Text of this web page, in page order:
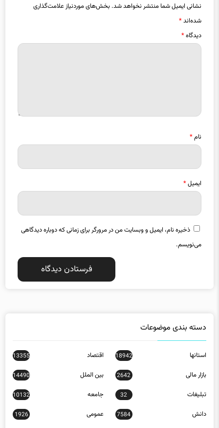
نشانی ایمیل شما منتشر نخواهد شد. بخش‌های موردنیاز علامت‌گذاری
شده‌اند*
دیدگاه*
نام*
ایمیل*
ذخیره نام، ایمیل و وبسایت من در مرورگر برای زمانی که دوباره دیدگاهی
می‌نویسم.
دسته بندی موضوعات
استانها 18942 اقتصاد 13355
بازار مالی 2642 بین الملل 14490
تبلیغات 32 جامعه 10132
دانش 7584 عمومی 1926